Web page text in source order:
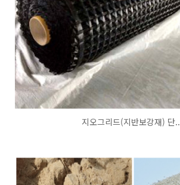
지오그리드(지반보강재) 단..